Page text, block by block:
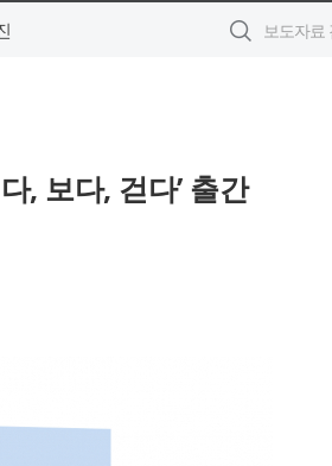
, 보다, 걷다’ 출간